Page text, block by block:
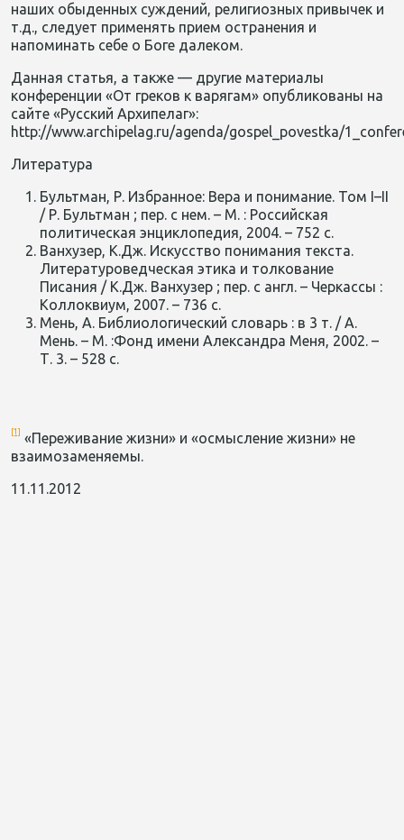
наших обыденных суждений, религиозных привычек и
т.д., следует применять прием остранения и
напоминать себе о Боге далеком.
Данная статья, а также — другие материалы
конференции «От греков к варягам» опубликованы на
сайте «Русский Архипелаг»:
http://www.archipelag.ru/agenda/gospel_povestka/
Литература
Бультман, Р. Избранное: Вера и понимание. Том I–II
/ Р. Бультман ; пер. с нем. – М. : Российская
политическая энциклопедия, 2004. – 752 с.
Ванхузер, К.Дж. Искусство понимания текста.
Литературоведческая этика и толкование
Писания / К.Дж. Ванхузер ; пер. с англ. – Черкассы :
Коллоквиум, 2007. – 736 с.
Мень, А. Библиологический словарь : в 3 т. / А.
Мень. – М. :Фонд имени Александра Меня, 2002. –
Т. 3. – 528 с.
[1] «Переживание жизни» и «осмысление жизни» не
взаимозаменяемы.
11.11.2012